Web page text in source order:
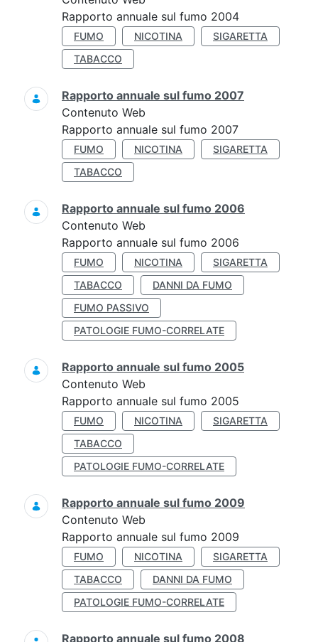
Rapporto annuale sul fumo 2004
FUMO NICOTINA
SIGARETTA
TABACCO
Rapporto annuale sul fumo 2007
Contenuto Web
Rapporto annuale sul fumo 2007
FUMO NICOTINA
SIGARETTA
TABACCO
Rapporto annuale sul fumo 2006
Contenuto Web
Rapporto annuale sul fumo 2006
FUMO NICOTINA
SIGARETTA
TABACCO
DANNI DA FUMO
FUMO PASSIVO
PATOLOGIE FUMO-CORRELATE
Rapporto annuale sul fumo 2005
Contenuto Web
Rapporto annuale sul fumo 2005
FUMO NICOTINA
SIGARETTA
TABACCO
PATOLOGIE FUMO-CORRELATE
Rapporto annuale sul fumo 2009
Contenuto Web
Rapporto annuale sul fumo 2009
FUMO NICOTINA
SIGARETTA
TABACCO
DANNI DA FUMO
PATOLOGIE FUMO-CORRELATE
Rapporto annuale sul fumo 2008